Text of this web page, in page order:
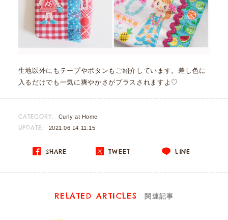
生地以外にもテープやボタンもご紹介しています。差し色に
入るだけでも一気に爽やかさがプラスされますよ♡
CATEGORY: Curly at Home
UPDATE: 2021.06.14 11:15
SHARE TWEET LINE
RELATED ARTICLES 関連記事